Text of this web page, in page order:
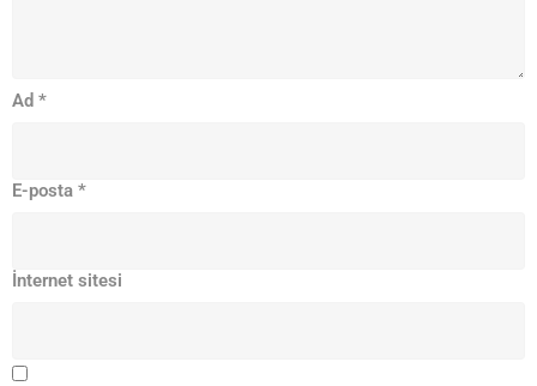
Ad *
E-posta *
İnternet sitesi